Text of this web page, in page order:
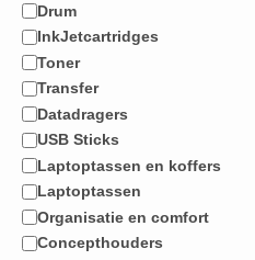
Drum
InkJetcartridges
Toner
Transfer
Datadragers
USB Sticks
Laptoptassen en koffers
Laptoptassen
Organisatie en comfort
Concepthouders